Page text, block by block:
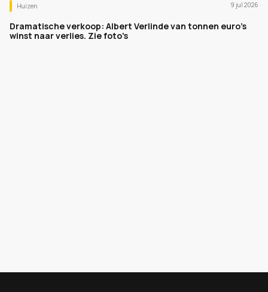
Huizen 9 jul 2026
Dramatische verkoop: Albert Verlinde van tonnen euro's
winst naar verlies. Zie foto's